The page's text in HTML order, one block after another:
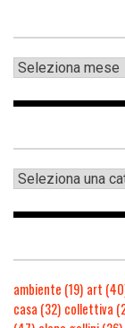
ambiente (19) art
casa (32) collettiva